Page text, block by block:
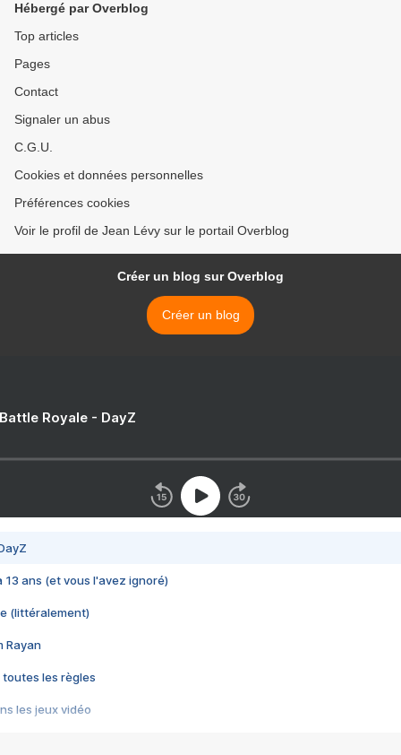
LEVY
Hébergé par Overblog
Top articles
Pages
Contact
Signaler un abus
C.G.U.
Cookies et données personnelles
Préférences cookies
Voir le profil de Jean Lévy sur le portail Overblog
Créer un blog sur Overblog
Créer un blog
Royale - DayZ
13 ans (et vous l'avez ignoré)
(littéralement)
Rayan
toutes les règles
les jeux vidéo